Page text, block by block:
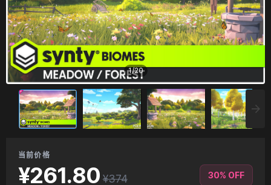
1/20
当前价格
¥261.80 ¥374 30% OFF